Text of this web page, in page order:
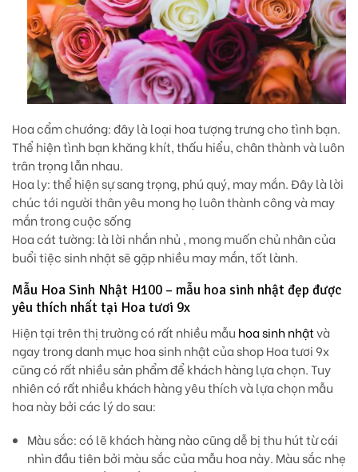
Hoa cẩm chướng: đây là loại hoa tượng trưng cho tình bạn.
Thể hiện tình bạn khăng khít, thấu hiểu, chân thành và luôn
trân trọng lẫn nhau.
Hoa ly: thể hiện sự sang trọng, phú quý, may mắn. Đây là lời
chúc tới người thân yêu mong họ luôn thành công và may
mắn trong cuộc sống
Hoa cát tường: là lời nhắn nhủ , mong muốn chủ nhân của
buổi tiệc sinh nhật sẽ gặp nhiều may mắn, tốt lành.
Mẫu Hoa Sinh Nhật H100 – mẫu hoa sinh nhật đẹp được
yêu thích nhất tại Hoa tươi 9x
Hiện tại trên thị trường có rất nhiều mẫu hoa sinh nhậtvà
ngay trong danh mục hoa sinh nhật của shop Hoa tươi 9x
cũng có rất nhiều sản phẩm để khách hàng lựa chọn. Tuy
nhiên có rất nhiều khách hàng yêu thích và lựa chọn mẫu
hoa này bởi các lý do sau:
Màu sắc:có lẽ khách hàng nào cũng dễ bị thu hút từ cái
nhìn đầu tiên bởi màu sắc của mẫu hoa này. Màu sắc nhẹ